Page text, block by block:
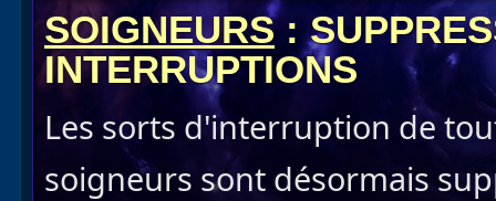
SOIGNEURS:
INTERRUPTIONS
Les sorts d'interruption de
soigneurs sont désormais